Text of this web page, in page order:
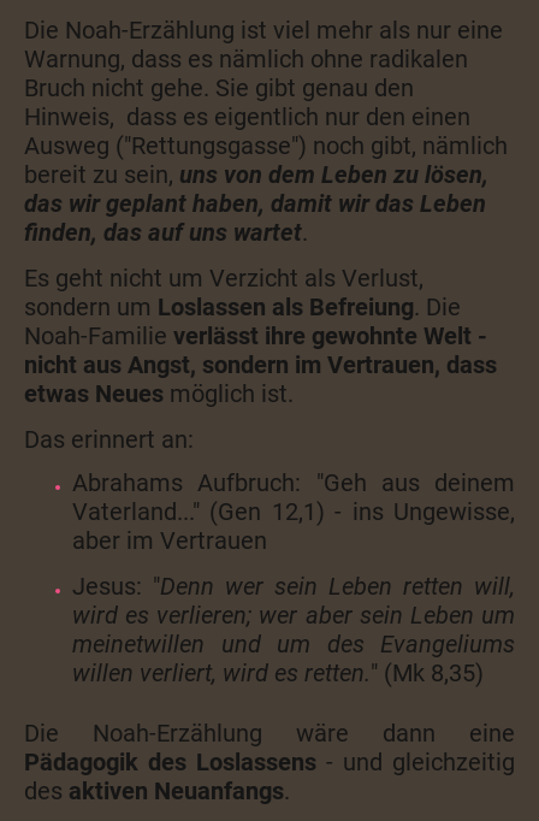
Die Noah-Erzählung ist viel mehr als nur eine
Warnung, dass es nämlich ohne radikalen
Bruch nicht gehe. Sie gibt genau den
Hinweis, dass es eigentlich nur den einen
Ausweg ("Rettungsgasse") noch gibt, nämlich
bereit zu sein, uns von dem Leben zu lösen,
das wir geplant haben, damit wir das Leben
finden, das auf uns wartet.
Es geht nicht um Verzicht als Verlust,
sondern um Loslassen als Befreiung. Die
Noah-Familie verlässt ihre gewohnte Welt -
nicht aus Angst, sondern im Vertrauen, dass
etwas Neues möglich ist.
Das erinnert an:
Abrahams Aufbruch: "Geh aus deinem
Vaterland..." (Gen 12,1) - ins Ungewisse,
aber im Vertrauen
Jesus: "Denn wer sein Leben retten will,
wird es verlieren; wer aber sein Leben um
meinetwillen und um des Evangeliums
willen verliert, wird es retten." (Mk 8,35)
Die Noah-Erzählung wäre dann eine
Pädagogik des Loslassens - und gleichzeitig
des aktiven Neuanfangs.